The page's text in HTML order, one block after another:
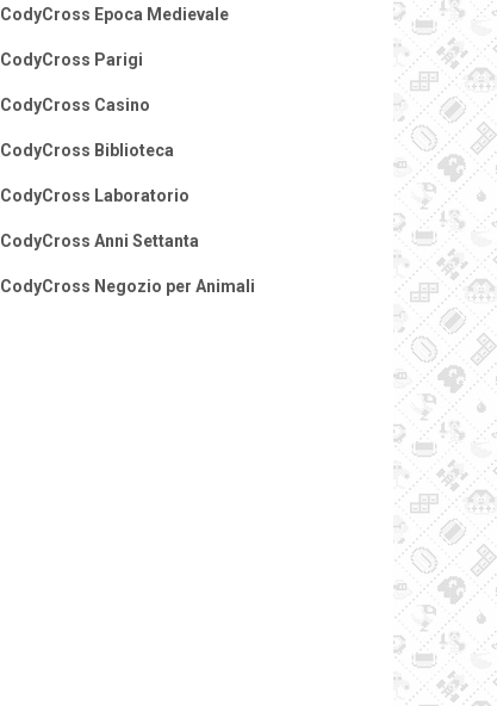
CodyCross Epoca Medievale
CodyCross Parigi
CodyCross Casino
CodyCross Biblioteca
CodyCross Laboratorio
CodyCross Anni Settanta
CodyCross Negozio per Animali